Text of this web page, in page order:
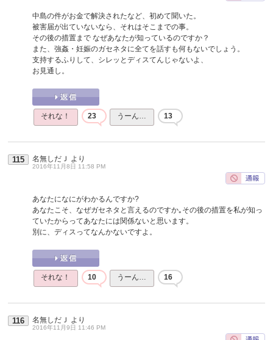
中島の件がお金で解決されたなど、初めて聞いた。
被害届が出ていないなら、それはそこまでの事。
その後の措置まで なぜあなたが知っているのですか？
また、強姦・妊娠のガセネタに全てを話すも何もないでしょう。
支持するふりして、シレッとディスてんじゃないよ、
お見通し。
それな！ 23 うーん… 13
115 名無しだＪ より
2016年11月8日 11:58 PM
あなたになにがわかるんですか?
あなたこそ、なぜガセネタと言えるのですか｡その後の措置を私が知っ
ていたからってあなたには関係ないと思います。
別に、ディスってなんかないですよ。
それな！ 10 うーん… 16
116 名無しだＪ より
2016年11月9日 11:46 PM